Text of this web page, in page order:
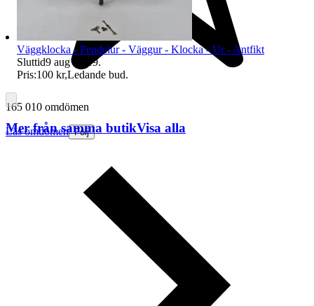
165 010 omdömen
Läs omdömen Följ
Väggklocka - Pendelur - Väggur - Klocka - Ur - Antfikt
Sluttid9 aug 18:19.
Pris:100 kr,Ledande bud.
Mer från samma butikVisa alla